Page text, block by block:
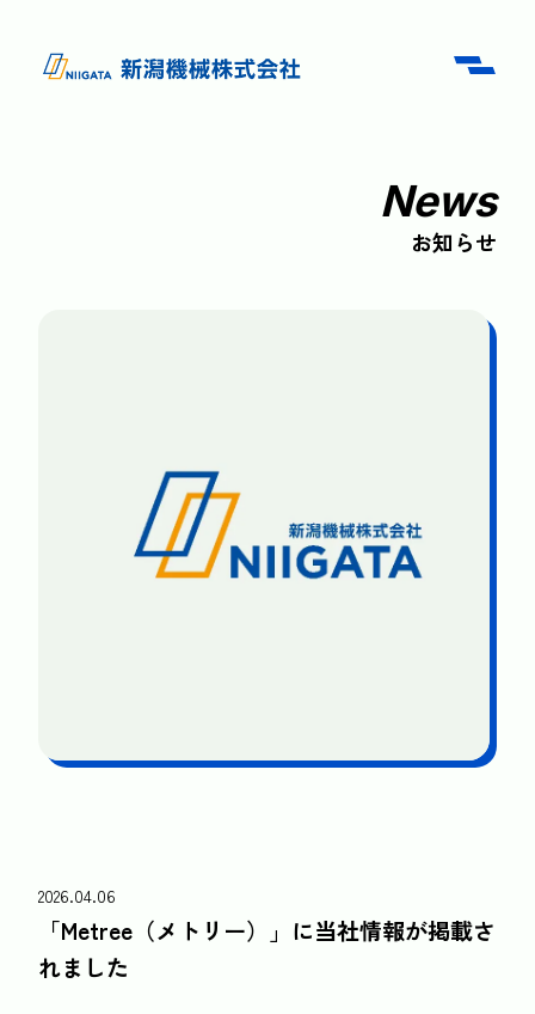
News
お知らせ
2026.04.06
「Metree（メトリー）」に当社情報が掲載さ
れました